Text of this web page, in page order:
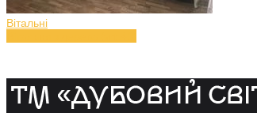
Вітальні